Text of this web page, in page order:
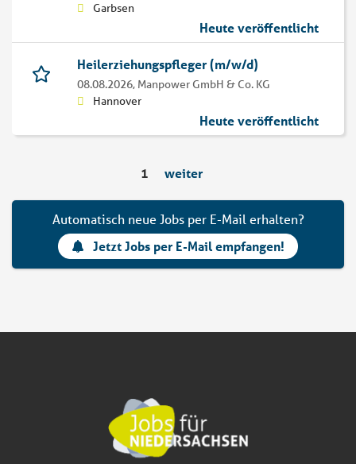
Garbsen
Heute veröffentlicht
Heilerziehungspfleger (m/w/d)
08.08.2026, Manpower GmbH & Co. KG
Hannover
Heute veröffentlicht
1 weiter
Automatisch neue Jobs per E-Mail erhalten?
Jetzt Jobs per E-Mail empfangen!